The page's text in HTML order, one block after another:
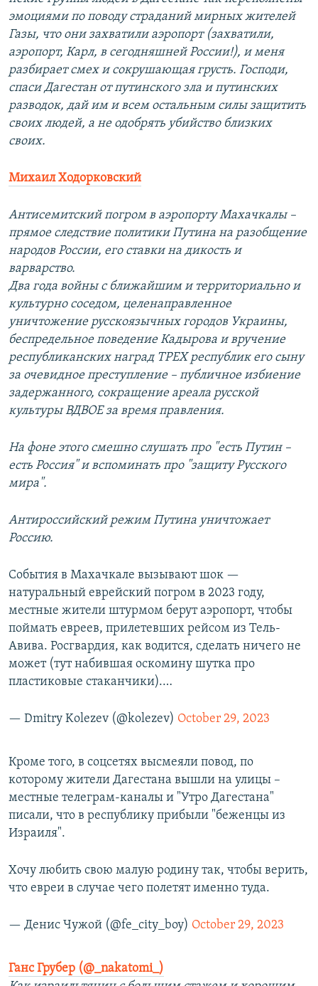
эмоциями по поводу страданий мирных жителей
Газы, что они захватили аэропорт (захватили,
аэропорт, Карл, в сегодняшней России!), и меня
разбирает смех и сокрушающая грусть. Господи,
спаси Дагестан от путинского зла и путинских
разводок, дай им и всем остальным силы защитить
своих людей, а не одобрять убийство близких
своих.
Михаил Ходорковский
Антисемитский погром в аэропорту Махачкалы –
прямое следствие политики Путина на разобщение
народов России, его ставки на дикость и
варварство.
Два года войны с ближайшим и территориально и
культурно соседом, целенаправленное
уничтожение русскоязычных городов Украины,
беспредельное поведение Кадырова и вручение
республиканских наград ТРЕХ республик его сыну
за очевидное преступление – публичное избиение
задержанного, сокращение ареала русской
культуры ВДВОЕ за время правления.
На фоне этого смешно слушать про "есть Путин –
есть Россия" и вспоминать про "защиту Русского
мира".
Антироссийский режим Путина уничтожает
Россию.
События в Махачкале вызывают шок —
натуральный еврейский погром в 2023 году,
местные жители штурмом берут аэропорт, чтобы
поймать евреев, прилетевших рейсом из Тель-
Авива. Росгвардия, как водится, сделать ничего не
может (тут набившая оскомину шутка про
пластиковые стаканчики).…
— Dmitry Kolezev (@kolezev) October 29, 2023
Кроме того, в соцсетях высмеяли повод, по
которому жители Дагестана вышли на улицы –
местные телеграм-каналы и "Утро Дагестана"
писали, что в республику прибыли "беженцы из
Израиля".
Хочу любить свою малую родину так, чтобы верить,
что евреи в случае чего полетят именно туда.
— Денис Чужой (@fe_city_boy) October 29, 2023
Ганс Грубер (@_nakatomi_)